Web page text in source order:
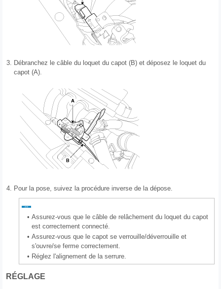
3. Débranchez le câble du loquet du capot (B) et déposez le loquet du
capot (A).
4. Pour la pose, suivez la procédure inverse de la dépose.
• Assurez-vous que le câble de relâchement du loquet du capot
est correctement connecté.
• Assurez-vous que le capot se verrouille/déverrouille et
s'ouvre/se ferme correctement.
• Réglez l'alignement de la serrure.
RÉGLAGE